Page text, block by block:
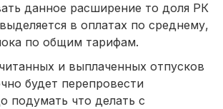
данное расширение то доля РК
в оплатах по среднему,
по общим тарифам.
и выплаченных отпусков
будет перепровести
подумать что делать с